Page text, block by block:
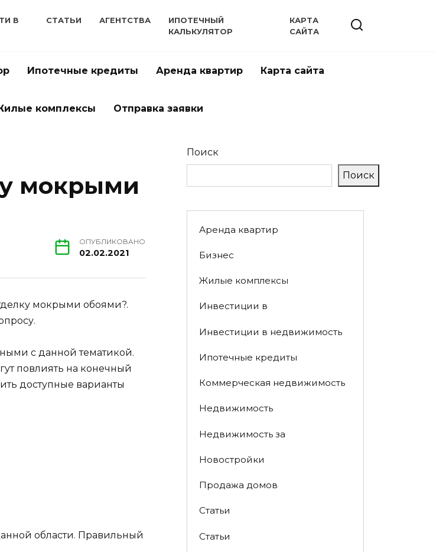
В
СТАТЬИ АГЕНТСТВА
ИПОТЕЧНЫЙ
КАЛЬКУЛЯТОР
КАРТА
САЙТА
Ипотечные кредиты Аренда квартир Карта сайта
комплексы Отправка заявки
мокрыми
ОПУБЛИКОВАНО
02.02.2021
мокрыми обоями?.
с данной тематикой.
повлиять на конечный
доступные варианты
области. Правильный
Поиск
Поиск
Аренда квартир
Бизнес
Жилые комплексы
Инвестиции в
Инвестиции в недвижимость
Ипотечные кредиты
Коммерческая недвижимость
Недвижимость
Недвижимость за
Новостройки
Продажа домов
Статьи
Статьи